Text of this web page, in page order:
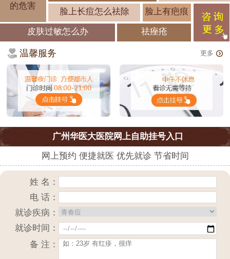
的危害
脸上长痘怎么祛除 脸上有疤痕
皮肤过敏怎么办 祛痤疮
温馨服务 更多
广州华医大医院网上自助挂号入口
网上预约 便捷就医 优先就诊 节省时间
姓 名：
电 话：
就诊疾病：
就诊时间：
备 注：